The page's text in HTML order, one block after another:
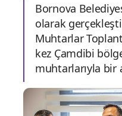
Bornova
olarak
Muhtarlar
kez Çamdibi
muhtarlarıyla bir